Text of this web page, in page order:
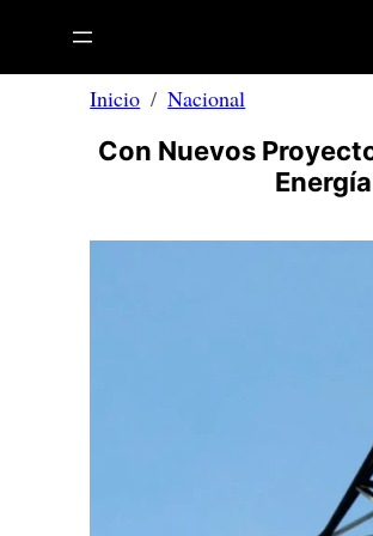
contenido
Inicio Nacional
Con Nuevos